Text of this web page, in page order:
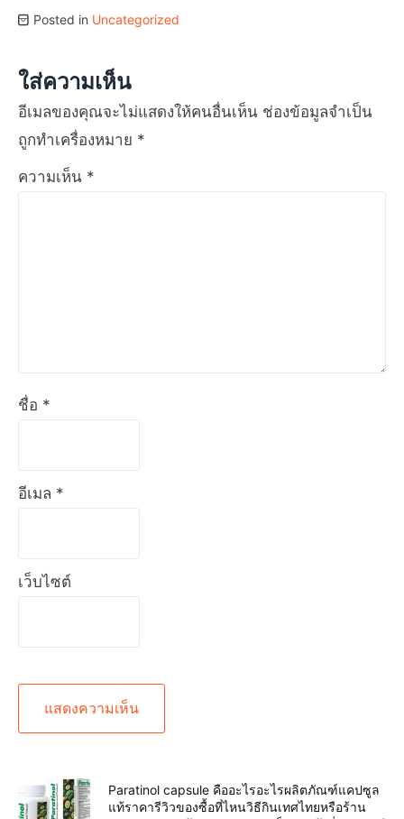
Posted in Uncategorized
ใส่ความเห็น
อีเมลของคุณจะไม่แสดงให้คนอื่นเห็น ช่องข้อมูลจำเป็น
ถูกทำเครื่องหมาย *
ความเห็น *
ชื่อ *
อีเมล *
เว็บไซต์
Paratinol capsule คืออะไรอะไรผลิตภัณฑ์แคปซูล
แท้ราคารีวิวของซื้อที่ไหนวิธีกินเทศไทยหรือร้าน